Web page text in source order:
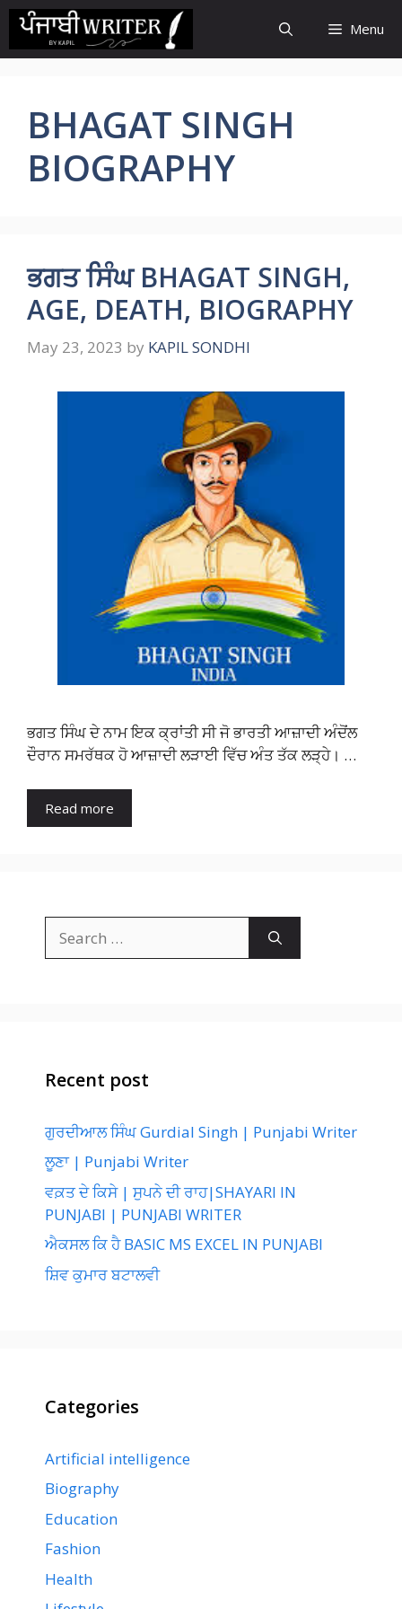
Skip
content
Menu
BHAGAT SINGH
BIOGRAPHY
ਭਗਤ ਸਿੰਘ BHAGAT SINGH,
AGE, DEATH, BIOGRAPHY
May 23, 2023 by KAPIL SONDHI
ਭਗਤ ਸਿੰਘ ਦੇ ਨਾਮ ਇਕ ਕ੍ਰਾਂਤੀ ਸੀ ਜੋ ਭਾਰਤੀ ਆਜ਼ਾਦੀ ਅੰਦੋਂਲ
ਦੌਰਾਨ ਸਮਰੱਥਕ ਹੋ ਆਜ਼ਾਦੀ ਲੜਾਈ ਵਿੱਚ ਅੰਤ ਤੱਕ ਲੜ੍ਹੇ। …
Read more
for:
Recent post
ਗੁਰਦੀਆਲ ਸਿੰਘ Gurdial Singh | Punjabi Writer
ਲੂਣਾ | Punjabi Writer
ਵਕ਼ਤ ਦੇ ਕਿਸੇ | ਸੁਪਨੇ ਦੀ ਰਾਹ|SHAYARI IN
PUNJABI | PUNJABI WRITER
ਐਕਸਲ ਕਿ ਹੈ BASIC MS EXCEL IN PUNJABI
ਸ਼ਿਵ ਕੁਮਾਰ ਬਟਾਲਵੀ
Categories
Artificial intelligence
Biography
Education
Fashion
Health